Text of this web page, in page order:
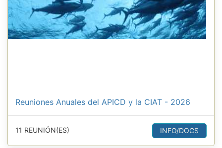
Reuniones Anuales del APICD y la CIAT - 2026
11 REUNIÓN(ES) INFO/DOCS